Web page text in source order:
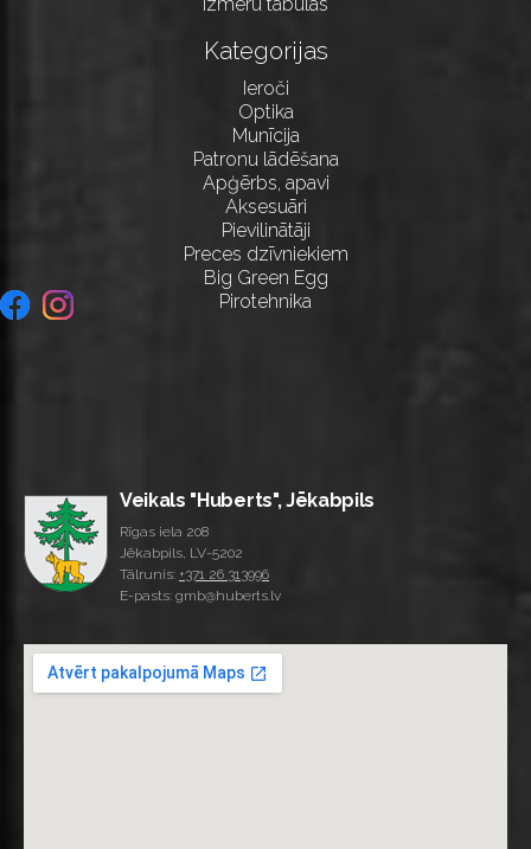
Kategorijas
Ieroči
Optika
Munīcija
Patronu lādēšana
Apģērbs, apavi
Aksesuāri
Pievilinātāji
Preces dzīvniekiem
Big Green Egg
Pirotehnika
Veikals "Huberts", Jēkabpils
Rīgas iela 208
Jēkabpils, LV-5202
Tālrunis: +371 26 313996
E-pasts: gmb@huberts.lv